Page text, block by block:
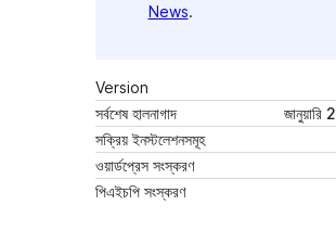
News.
Version
সর্বশেষ হালনাগাদ
সক্রিয় ইনস্টলেশনসমূহ
ওয়ার্ডপ্রেস সংস্করণ
পিএইচপি সংস্করণ